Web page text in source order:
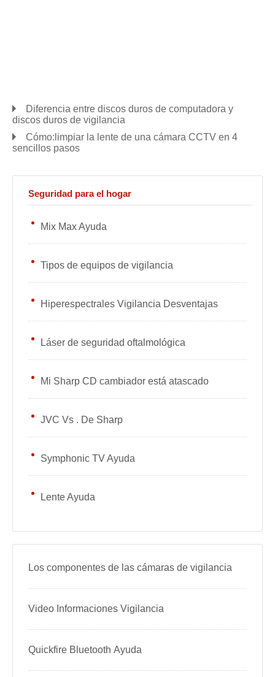
Diferencia entre discos duros de computadora y
discos duros de vigilancia
Cómo:limpiar la lente de una cámara CCTV en 4
sencillos pasos
Seguridad para el hogar
Mix Max Ayuda
Tipos de equipos de vigilancia
Hiperespectrales Vigilancia Desventajas
Láser de seguridad oftalmológica
Mi Sharp CD cambiador está atascado
JVC Vs . De Sharp
Symphonic TV Ayuda
Lente Ayuda
Los componentes de las cámaras de vigilancia
Video Informaciones Vigilancia
Quickfire Bluetooth Ayuda